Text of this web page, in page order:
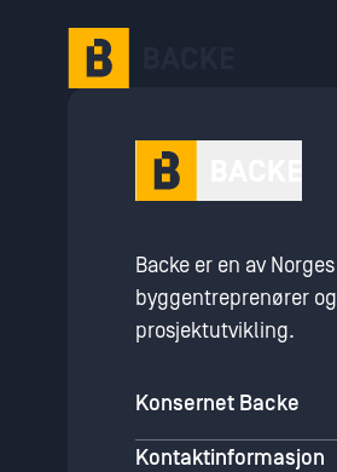
Gå til hovedinnhold
Backe er en av
byggentreprenører
prosjektutvikling.
Konsernet Backe
Kontaktinformasjon